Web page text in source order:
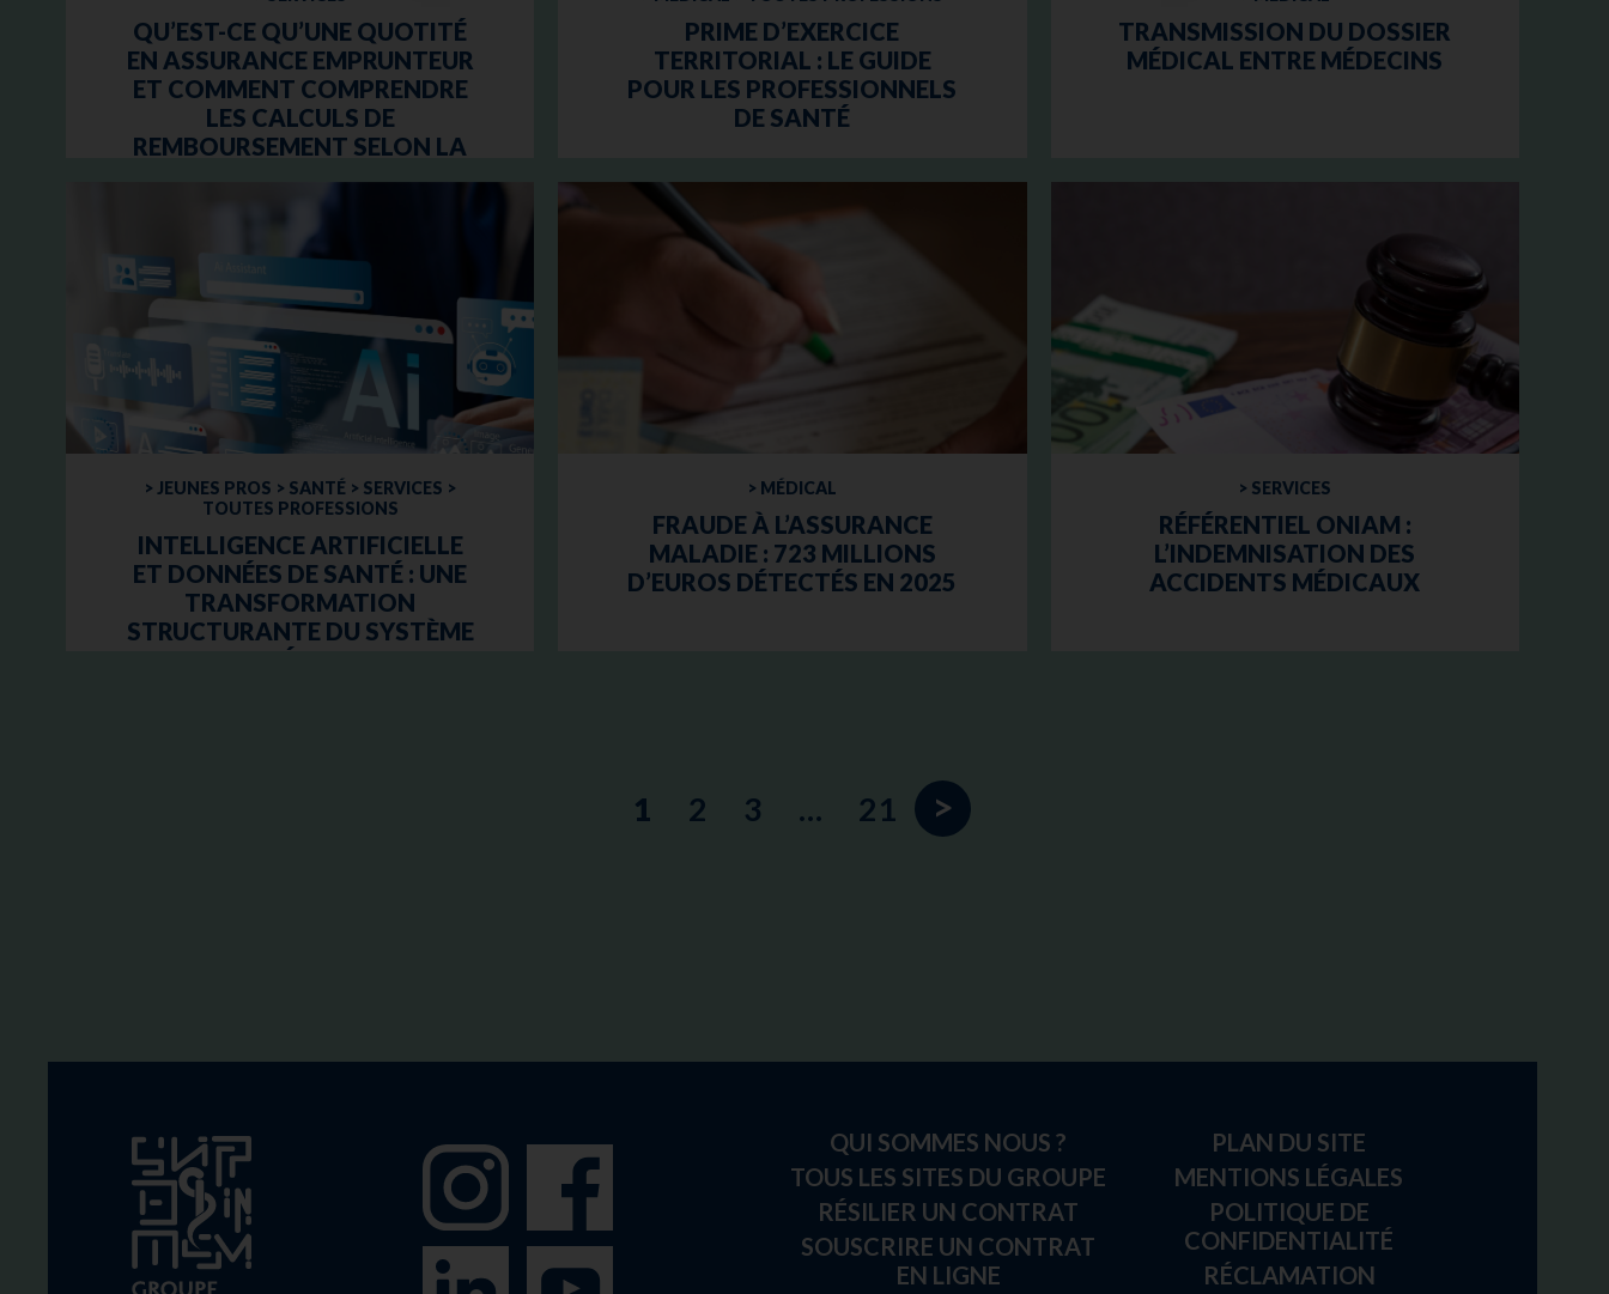
QU’EST-CE QU’UNE QUOTITÉ
EN ASSURANCE EMPRUNTEUR
ET COMMENT COMPRENDRE
LES CALCULS DE
REMBOURSEMENT SELON LA
PRIME D’EXERCICE
TERRITORIAL : LE GUIDE
POUR LES PROFESSIONNELS
DE SANTÉ
TRANSMISSION DU DOSSIER
MÉDICAL ENTRE MÉDECINS
> JEUNES PROS > SANTÉ > SERVICES >
TOUTES PROFESSIONS
INTELLIGENCE ARTIFICIELLE
ET DONNÉES DE SANTÉ : UNE
TRANSFORMATION
STRUCTURANTE DU SYSTÈME
DE SANTÉ FRANÇAIS
> MÉDICAL
FRAUDE À L’ASSURANCE
MALADIE : 723 MILLIONS
D’EUROS DÉTECTÉS EN 2025
> SERVICES
RÉFÉRENTIEL ONIAM :
L’INDEMNISATION DES
ACCIDENTS MÉDICAUX
1 2 3 … 21 >
QUI SOMMES NOUS ?
TOUS LES SITES DU GROUPE
RÉSILIER UN CONTRAT
SOUSCRIRE UN CONTRAT
EN LIGNE
PLAN DU SITE
MENTIONS LÉGALES
POLITIQUE DE
CONFIDENTIALITÉ
RÉCLAMATION